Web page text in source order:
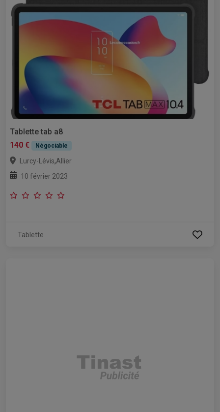
Tablette tab a8
140 €
Négociable
Lurcy-Lévis,Allier
10 février 2023
Tablette